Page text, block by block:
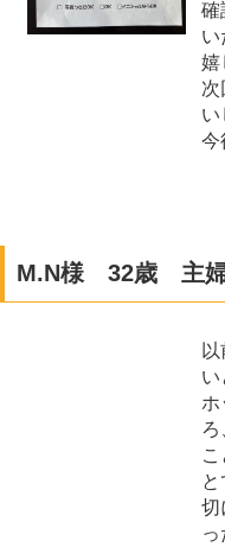
確
い
嬉
次
い
今
M.N様 32歳 主
い
ホ
ろ
こ
切